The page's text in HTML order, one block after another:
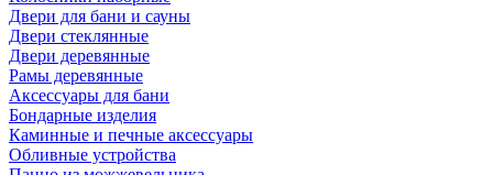
Двери для бани и сауны
Двери стеклянные
Двери деревянные
Рамы деревянные
Аксессуары для бани
Бондарные изделия
Каминные и печные аксессуары
Обливные устройства